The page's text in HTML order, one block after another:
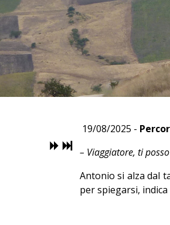
19/08/2025 -
– Viaggiatore, ti
Antonio si alza dal
per spiegarsi,